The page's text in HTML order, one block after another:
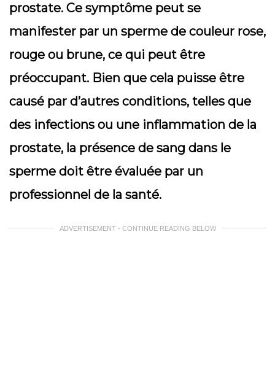
prostate. Ce symptôme peut se
manifester par un sperme de couleur rose,
rouge ou brune, ce qui peut être
préoccupant. Bien que cela puisse être
causé par d’autres conditions, telles que
des infections ou une inflammation de la
prostate, la présence de sang dans le
sperme doit être évaluée par un
professionnel de la santé.
ADVERTISEMENT - CONTINUE READING BELOW